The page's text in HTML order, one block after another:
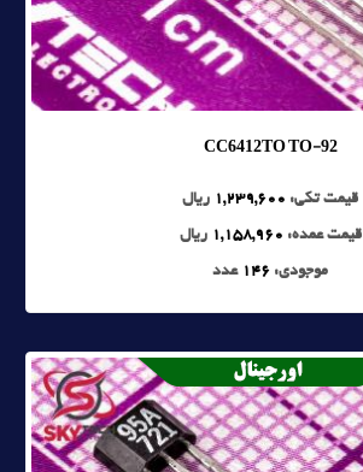
CC6412TO TO-92
قیمت تکی: 1,239,600 ریال
قیمت عمده: 1,158,960 ریال
موجودی: 146 عدد